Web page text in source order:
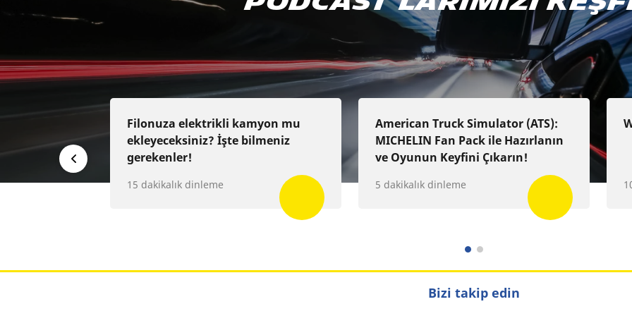
Filonuza elektrikli kamyon mu
ekleyeceksiniz? İşte bilmeniz
gerekenler!
15 dakikalık dinleme
American Truck Simulator (ATS):
MICHELIN Fan Pack ile Hazırlanın
ve Oyunun Keyfini Çıkarın!
5 dakikalık dinleme
Apple Podcast Google Podcast Spotify
Bizi takip edin